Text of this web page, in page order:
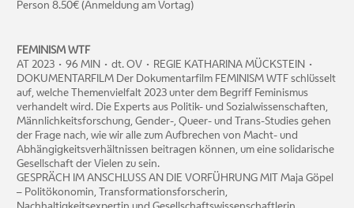
Person 8.50€ (Anmeldung am Vortag)
FEMINISM WTF
AT 2023 • 96 MIN • dt. OV • REGIE KATHARINA MÜCKSTEIN •
DOKUMENTARFILM Der Dokumentarfilm FEMINISM WTF schlüsselt
auf, welche Themenvielfalt 2023 unter dem Begriff Feminismus
verhandelt wird. Die Experts aus Politik- und Sozialwissenschaften,
Männlichkeitsforschung, Gender-, Queer- und Trans-Studies gehen
der Frage nach, wie wir alle zum Aufbrechen von Macht- und
Abhängigkeitsverhältnissen beitragen können, um eine solidarische
Gesellschaft der Vielen zu sein.
GESPRÄCH IM ANSCHLUSS AN DIE VORFÜHRUNG MIT Maja Göpel
– Politökonomin, Transformationsforscherin,